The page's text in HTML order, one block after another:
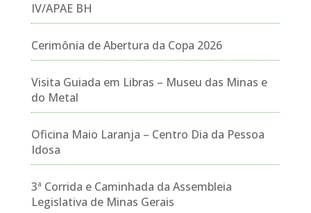
IV/APAE BH
Cerimônia de Abertura da Copa 2026
Visita Guiada em Libras – Museu das Minas e
do Metal
Oficina Maio Laranja – Centro Dia da Pessoa
Idosa
3ª Corrida e Caminhada da Assembleia
Legislativa de Minas Gerais